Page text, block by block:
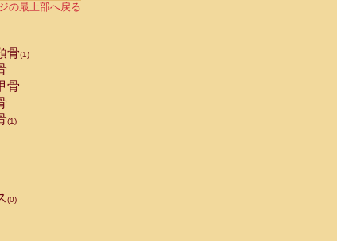
の最上部へ戻る
骨(1)
骨
(1)
(0)